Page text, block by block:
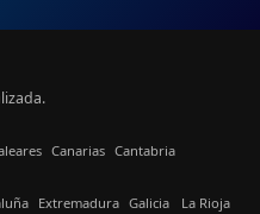
Canarias Cantabria
Extremadura Galicia La Rioja